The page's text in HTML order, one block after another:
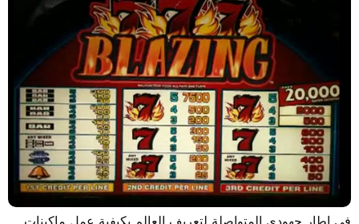
في إطار جهودي المتواصلة لتعريف العالم بكيفية عمل ماكينات